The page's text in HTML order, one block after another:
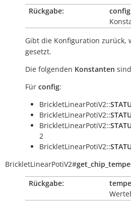
Rückgabe: config
Gibt die Konfiguration zurück,
gesetzt.
Die folgenden Konstanten
Für config:
BrickletLinearPotiV2::
BrickletLinearPotiV2::
BrickletLinearPotiV2::
2
BrickletLinearPotiV2::
BrickletLinearPotiV2#
Rückgabe: